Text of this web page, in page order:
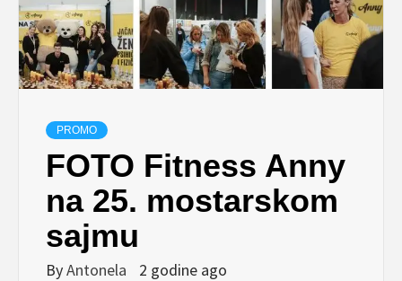
PROMO
FOTO Fitness Anny
na 25. mostarskom
sajmu
ByAntonela 2 godine ago